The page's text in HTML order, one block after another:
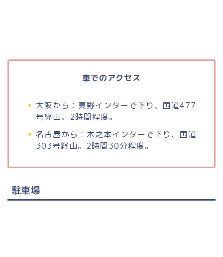
車でのアクセス
大阪から：真野インターで下り、国道477
号経由。2時間程度。
名古屋から：木之本インターで下り、国道
303号経由。2時間30分程度。
駐車場